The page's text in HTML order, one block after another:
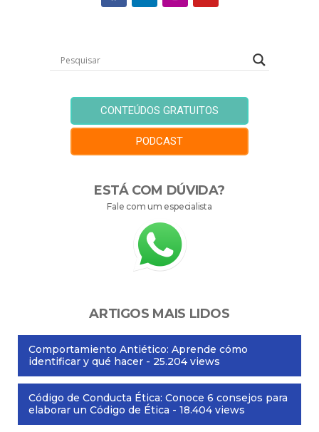
CONTEÚDOS GRATUITOS
PODCAST
ESTÁ COM DÚVIDA?
Fale com um especialista
ARTIGOS MAIS LIDOS
Comportamiento Antiético: Aprende cómo
identificar y qué hacer - 25.204 views
Código de Conducta Ética: Conoce 6 consejos para
elaborar un Código de Ética - 18.404 views